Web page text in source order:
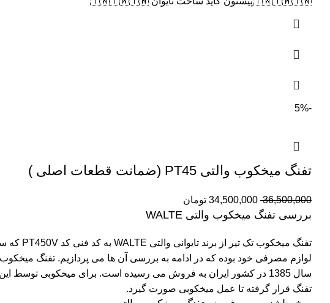
-5%
تفنگ میخکوب والتی PT45 (ضمانت قطعات اصلی )
36,500,000
34,500,000 تومان
بررسی تفنگ میخکوب والتی WALTE
تفنگ میخکوب تک تیر از برند تایوانی والتی WALTE به کد فنی کد PT450V که ساخت و‍ پردازش این محصول در کشور تایوان صورت گرفته است.
لوازم مصرفی خود بوده که در ادامه به بررسی آن ها می پردازیم. تفنگ میخکوب
سال 1385 در کشور ایران به فروش می رسیده است. برای
میخکوبی توسط این
تفنگ قرار گرفته تا عمل میخکوبی صورت گیرد.